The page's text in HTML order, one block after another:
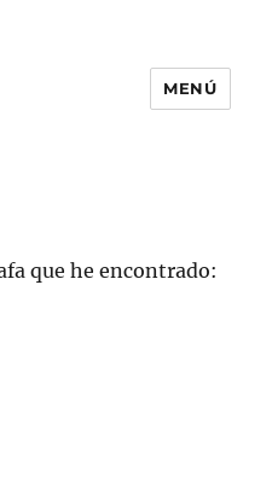
MENÚ
que he encontrado: